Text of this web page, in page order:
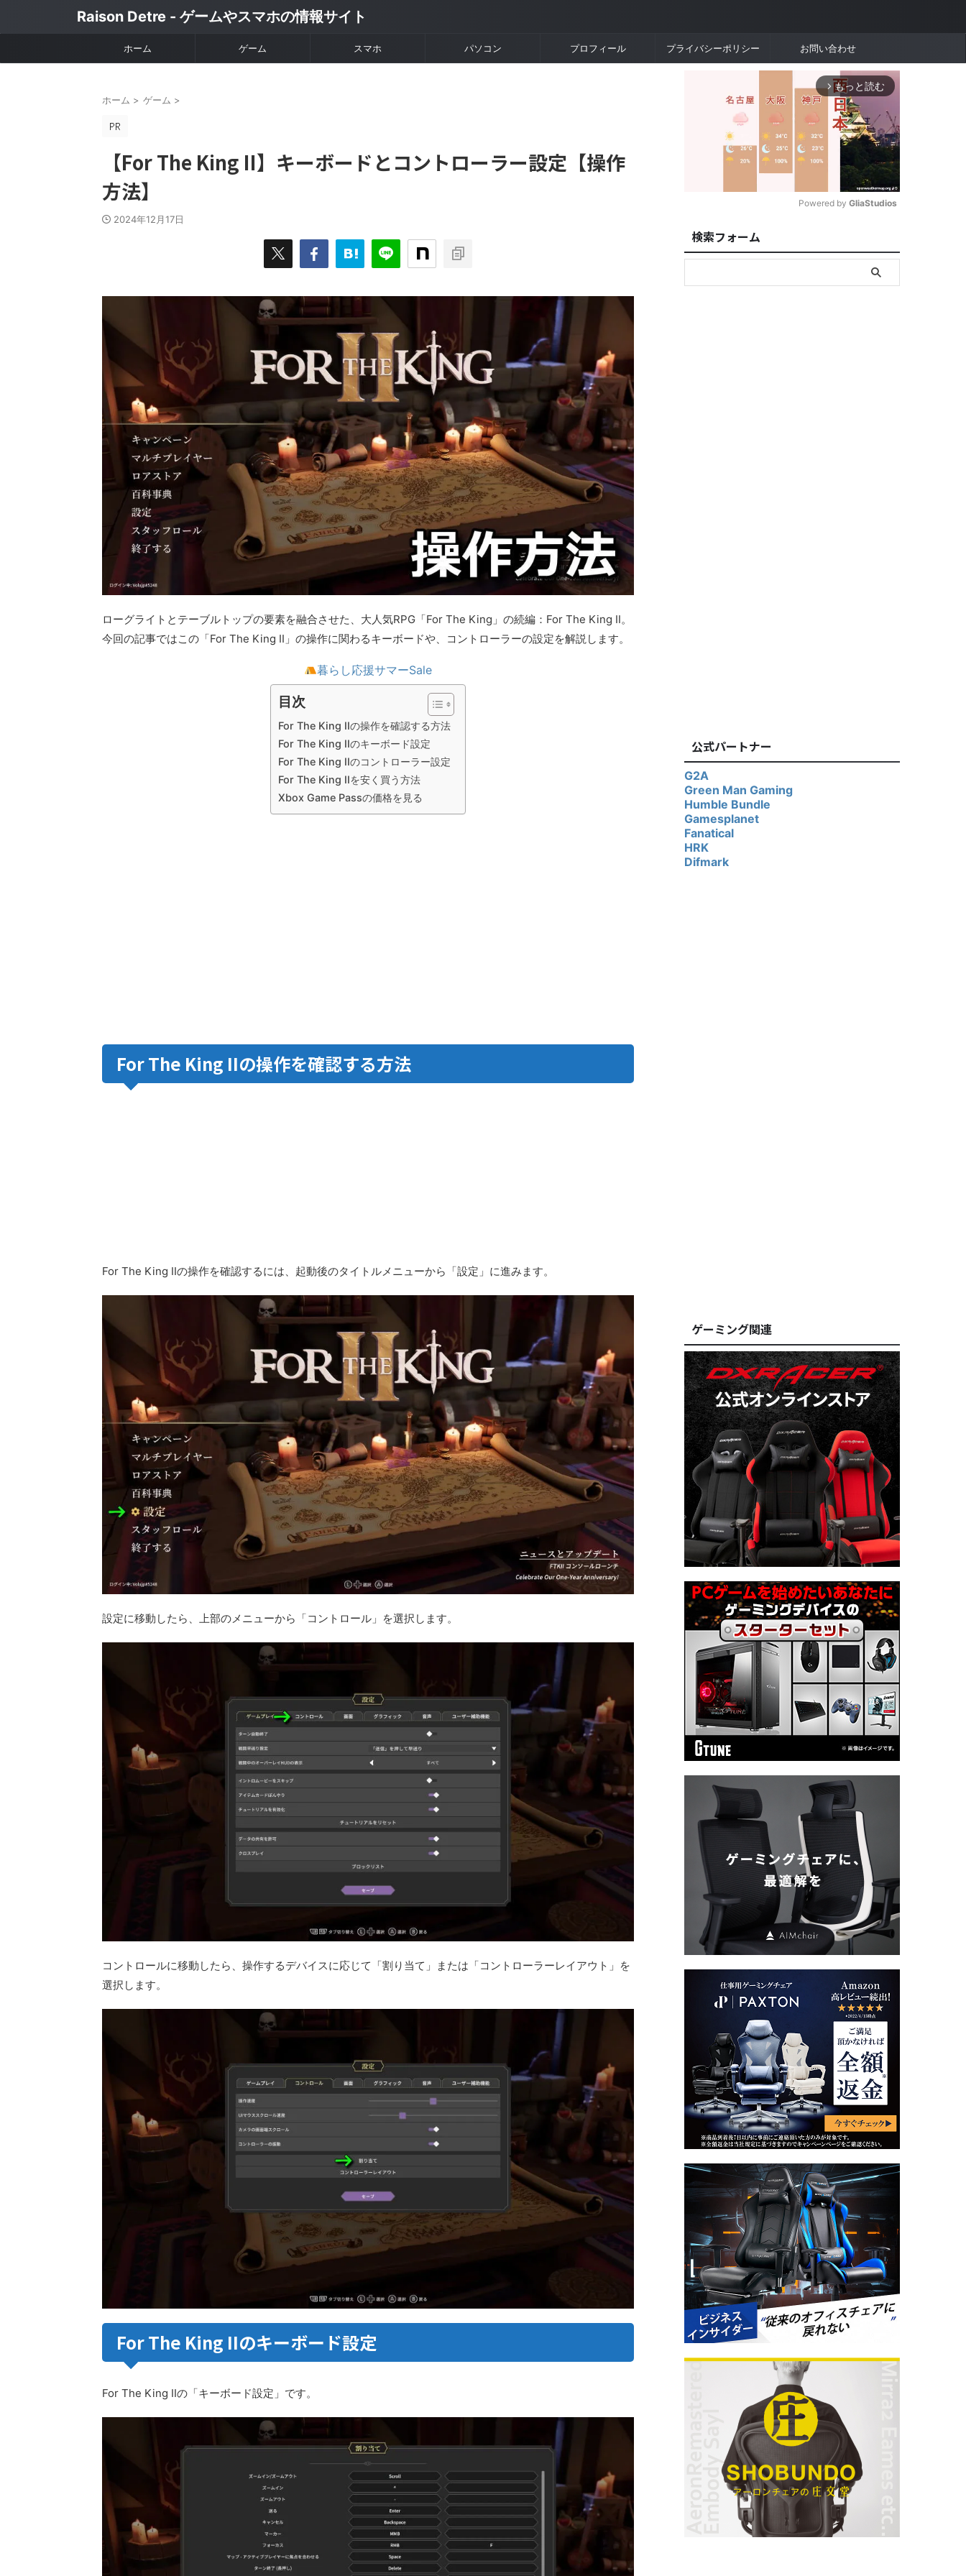
Raison Detre - ゲームやスマホの情報サイト
ホーム ゲーム スマホ パソコン プロフィール プライバシーポリシー お問い合わせ
ホーム > ゲーム >
【For The King II】キーボードとコントローラー設定【操作
方法】
2024年12月17日
ローグライトとテーブルトップの要素を融合させた、大人気RPG「For The King」の続編：For The King II。
今回の記事ではこの「For The King II」の操作に関わるキーボードや、コントローラーの設定を解説します。
暮らし応援サマーSale
目次
For The King IIの操作を確認する方法
For The King IIのキーボード設定
For The King IIのコントローラー設定
For The King IIを安く買う方法
Xbox Game Passの価格を見る
For The King IIの操作を確認する方法
For The King IIの操作を確認するには、起動後のタイトルメニューから「設定」に進みます。
設定に移動したら、上部のメニューから「コントロール」を選択します。
コントロールに移動したら、操作するデバイスに応じて「割り当て」または「コントローラーレイアウト」を
選択します。
For The King IIのキーボード設定
For The King IIの「キーボード設定」です。
arrow_forward_ios もっと読む
u
t
Powered by GliaStudios
検索フォーム
公式パートナー
G2A
Green Man Gaming
Humble Bundle
Gamesplanet
Fanatical
HRK
Difmark
ゲーミング関連